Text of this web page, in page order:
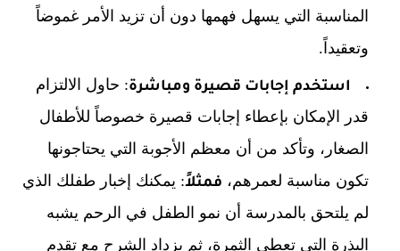
المناسبة التي يسهل فهمها دون أن تزيد الأمر غموضاً
وتعقيداً.
استخدم إجابات قصيرة ومباشرة: حاول الالتزام
قدر الإمكان بإعطاء إجابات قصيرة خصوصاً للأطفال
الصغار، وتأكد من أن معظم الأجوبة التي يحتاجونها
تكون مناسبة لعمرهم، فمثلاً: يمكنك إخبار طفلك الذي
لم يلتحق بالمدرسة أن نمو الطفل في الرحم يشبه
البذرة التي تعطي الثمرة، ثم يزداد الشرح مع تقدم